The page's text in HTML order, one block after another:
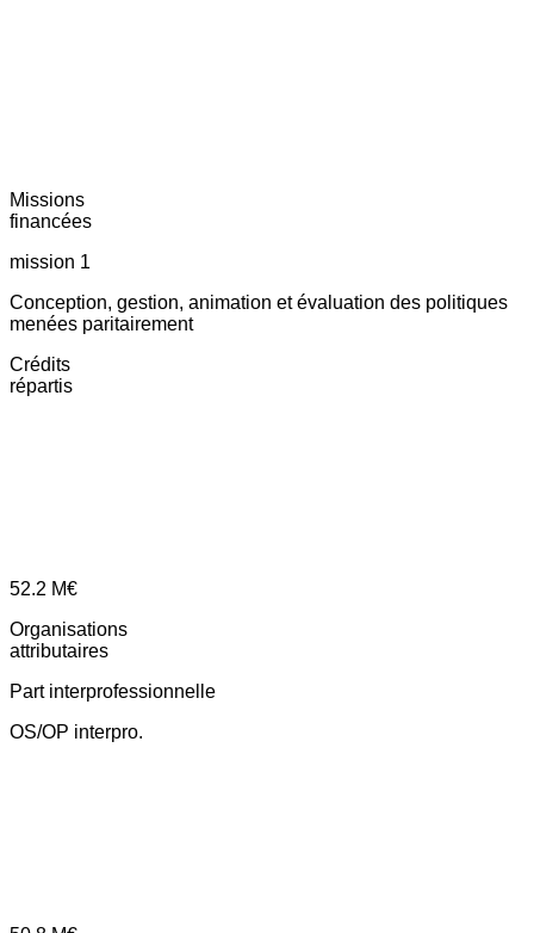
Missions
financées
mission 1
Conception, gestion, animation et évaluation des politiques
menées paritairement
Crédits
répartis
52.2 M€
Organisations
attributaires
Part interprofessionnelle
OS/OP interpro.